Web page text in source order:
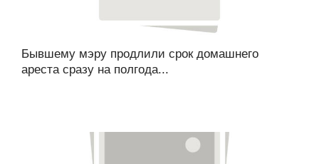
Бывшему мэру продлили срок домашнего
ареста сразу на полгода...